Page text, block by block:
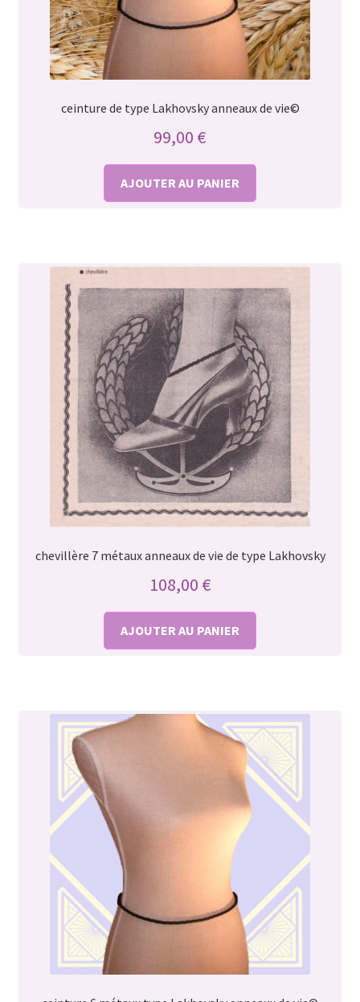
ceinture de type Lakhovsky anneaux de vie©
99,00 €
AJOUTER AU PANIER
chevillère 7 métaux anneaux de vie de type Lakhovsky
108,00 €
AJOUTER AU PANIER